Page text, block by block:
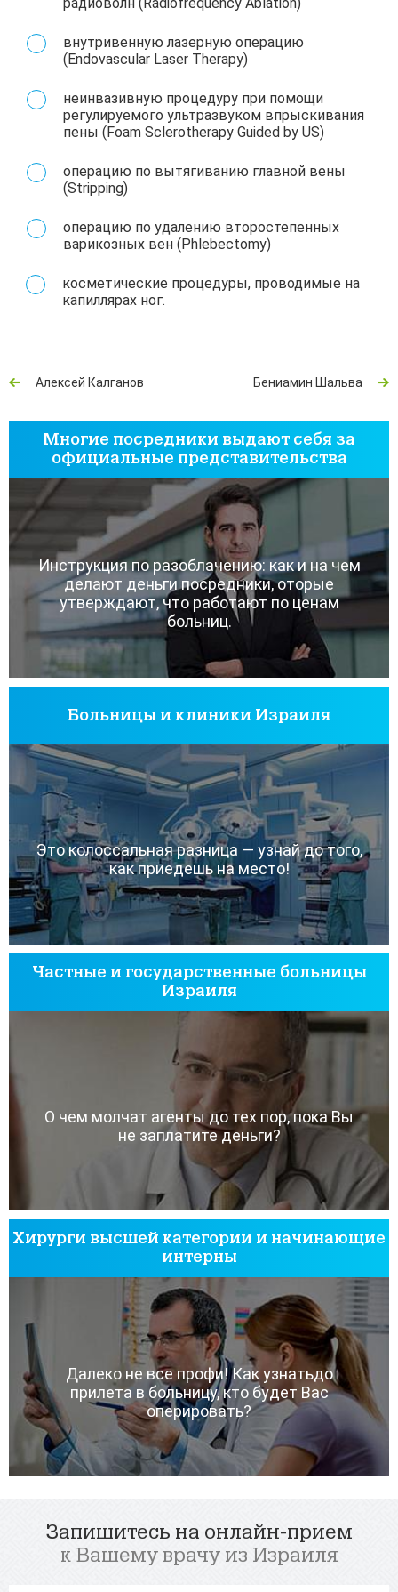
внутривенную лазерную операцию
(Endovascular Laser Therapy)
неинвазивную процедуру при помощи
регулируемого ультразвуком впрыскивания
пены (Foam Sclerotherapy Guided by US)
операцию по вытягиванию главной вены
(Stripping)
операцию по удалению второстепенных
варикозных вен (Phlebectomy)
косметические процедуры, проводимые на
капиллярах ног.
Бениамин Шальва
Алексей Калганов
Многие посредники выдают себя за
официальные представительства
Инструкция по разоблачению: как и на чем
делают деньги посредники, оторые
утверждают, что работают по ценам
больниц.
Больницы и клиники Израиля
Это колоссальная разница — узнай до того,
как приедешь на место!
Частные и государственные больницы
Израиля
О чем молчат агенты до тех пор, пока Вы
не заплатите деньги?
Хирурги высшей категории и начинающие
интерны
Далеко не все профи! Как узнатьдо
прилета в больницу, кто будет Вас
оперировать?
Запишитесь на онлайн-прием
к Вашему врачу из Израиля